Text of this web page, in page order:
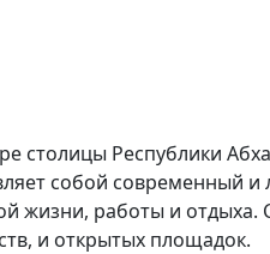
столицы Республики
собой
жизни, работы и
и открытых площадок.